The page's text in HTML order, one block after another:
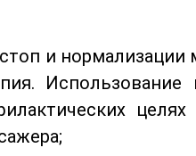
и
Использование